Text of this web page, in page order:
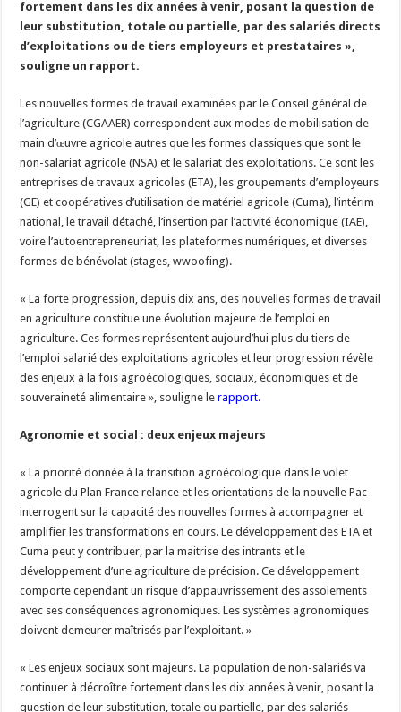
Les canicules freinent la collecte laitière
fortement dans les dix années à venir, posant la question de
leur substitution, totale ou partielle, par des salariés directs
d’exploitations ou de tiers employeurs et prestataires »,
souligne un rapport.
Les nouvelles formes de travail examinées par le Conseil général de
l’agriculture (CGAAER) correspondent aux modes de mobilisation de
main d’œuvre agricole autres que les formes classiques que sont le
non-salariat agricole (NSA) et le salariat des exploitations. Ce sont les
entreprises de travaux agricoles (ETA), les groupements d’employeurs
(GE) et coopératives d’utilisation de matériel agricole (Cuma), l’intérim
national, le travail détaché, l’insertion par l’activité économique (IAE),
voire l’autoentrepreneuriat, les plateformes numériques, et diverses
formes de bénévolat (stages, wwoofing).
« La forte progression, depuis dix ans, des nouvelles formes de travail
en agriculture constitue une évolution majeure de l’emploi en
agriculture. Ces formes représentent aujourd’hui plus du tiers de
l’emploi salarié des exploitations agricoles et leur progression révèle
des enjeux à la fois agroécologiques, sociaux, économiques et de
souveraineté alimentaire », souligne lerapport.
Agronomie et social : deux enjeux majeurs
« La priorité donnée à la transition agroécologique dans le volet
agricole du Plan France relance et les orientations de la nouvelle Pac
interrogent sur la capacité des nouvelles formes à accompagner et
amplifier les transformations en cours. Le développement des ETA et
Cuma peut y contribuer, par la maitrise des intrants et le
développement d’une agriculture de précision. Ce développement
comporte cependant un risque d’appauvrissement des assolements
avec ses conséquences agronomiques. Les systèmes agronomiques
doivent demeurer maîtrisés par l’exploitant. »
« Les enjeux sociaux sont majeurs. La population de non-salariés va
continuer à décroître fortement dans les dix années à venir, posant la
question de leur substitution, totale ou partielle, par des salariés